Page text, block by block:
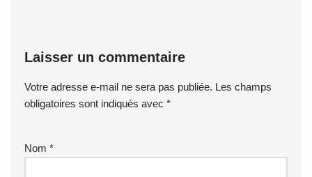
Laisser un commentaire
Votre adresse e-mail ne sera pas publiée. Les champs
obligatoires sont indiqués avec *
Nom *